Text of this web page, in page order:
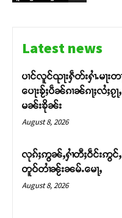
Latest news
ပၢင်လူင်ၺႃးႁဵတ်းႁၢႆႉမႃးတ
ပေႃးၶႂ်ႈပဵၼ်ၵၢၼ်ၵႃႈလႆႈၵႂႃ
မၼ်းၶိုၼ်း
August 8, 2026
လုၵ်ႈဢွၼ်ႇႁၢႆတီႈဝဵင်းဢွင်
တူဝ်တၢႆၼႂ်းၼမ်ႉမေႃႇ
August 8, 2026